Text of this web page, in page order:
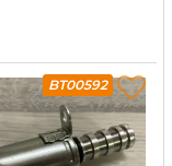
BT00592